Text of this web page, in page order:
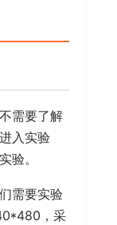
需要了解
入实验
验。
需要实验
，采